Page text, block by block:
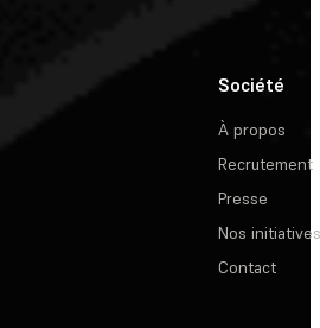
Société
À propos
Recrutement
Presse
Nos initiatives
Contact